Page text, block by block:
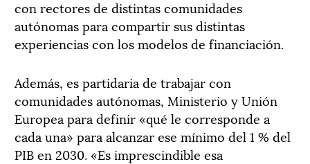
con rectores de distintas comunidades
autónomas para compartir sus distintas
experiencias con los modelos de financiación.
Además, es partidaria de trabajar con
comunidades autónomas, Ministerio y Unión
Europea para definir «qué le corresponde a
cada una» para alcanzar ese mínimo del 1 % del
PIB en 2030. «Es imprescindible esa